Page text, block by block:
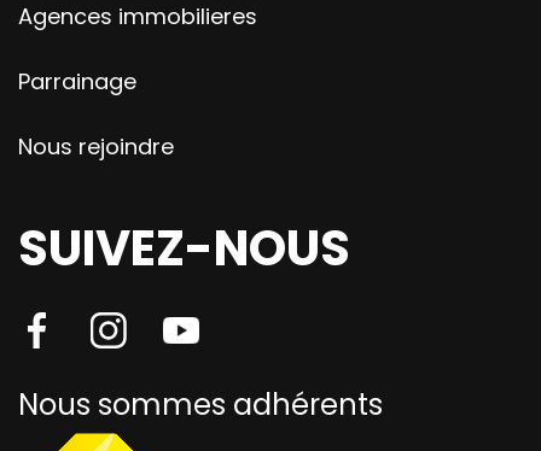
Agences immobilieres
Parrainage
Nous rejoindre
SUIVEZ-NOUS
Nous sommes adhérents